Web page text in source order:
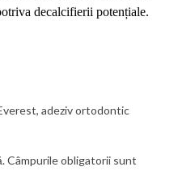
decalcifierii potențiale.
adeziv ortodontic
Câmpurile obligatorii sunt